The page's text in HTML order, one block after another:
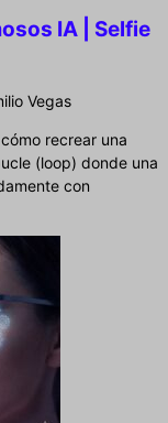
IA | Selfie
Vegas
recrear una
(loop) donde una
con